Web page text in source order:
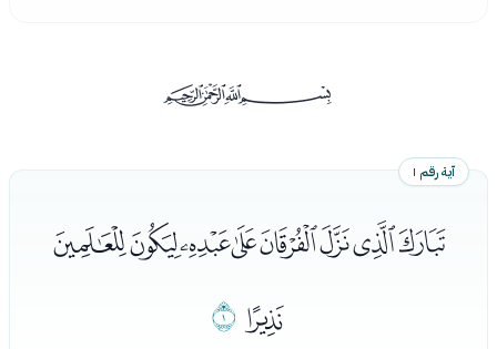
ﰡ
آية رقم ١
ﯔﯕﯖﯗﯘﯙﯚﯛ
ﯜﯝ